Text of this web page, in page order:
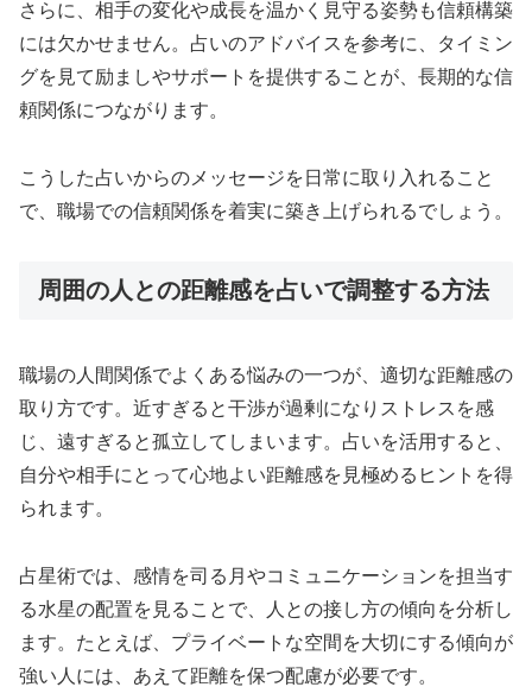
さらに、相手の変化や成長を温かく見守る姿勢も信頼構築
には欠かせません。占いのアドバイスを参考に、タイミン
グを見て励ましやサポートを提供することが、長期的な信
頼関係につながります。
こうした占いからのメッセージを日常に取り入れること
で、職場での信頼関係を着実に築き上げられるでしょう。
周囲の人との距離感を占いで調整する方法
職場の人間関係でよくある悩みの一つが、適切な距離感の
取り方です。近すぎると干渉が過剰になりストレスを感
じ、遠すぎると孤立してしまいます。占いを活用すると、
自分や相手にとって心地よい距離感を見極めるヒントを得
られます。
占星術では、感情を司る月やコミュニケーションを担当す
る水星の配置を見ることで、人との接し方の傾向を分析し
ます。たとえば、プライベートな空間を大切にする傾向が
強い人には、あえて距離を保つ配慮が必要です。